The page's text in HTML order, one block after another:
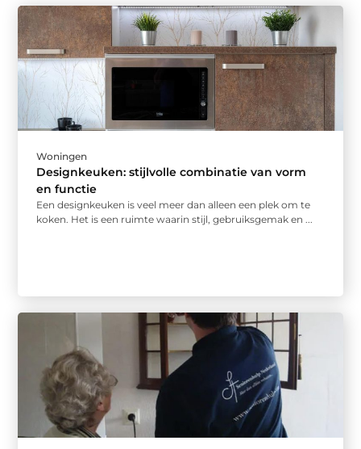
Woningen
Designkeuken: stijlvolle combinatie van vorm
en functie
Een designkeuken is veel meer dan alleen een plek om te
koken. Het is een ruimte waarin stijl, gebruiksgemak en ...